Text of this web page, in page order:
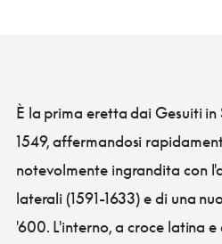
È la prima eretta dai Gesuiti in
1549, affermandosi
notevolmente ingrandita con
laterali (1591-1633) e di una
'600. L'interno, a croce latina